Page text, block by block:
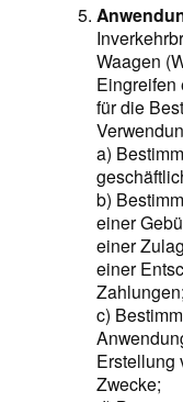
Waagen
Eingreifen
für die
a)
b)
einer
einer
einer
Zahlungen;
c)
Erstellung
Zwecke;